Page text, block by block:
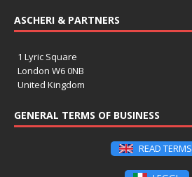
ASCHERI & PARTNERS
1 Lyric Square
London W6 0NB
United Kingdom
GENERAL TERMS OF BUSINESS
READ TERMS